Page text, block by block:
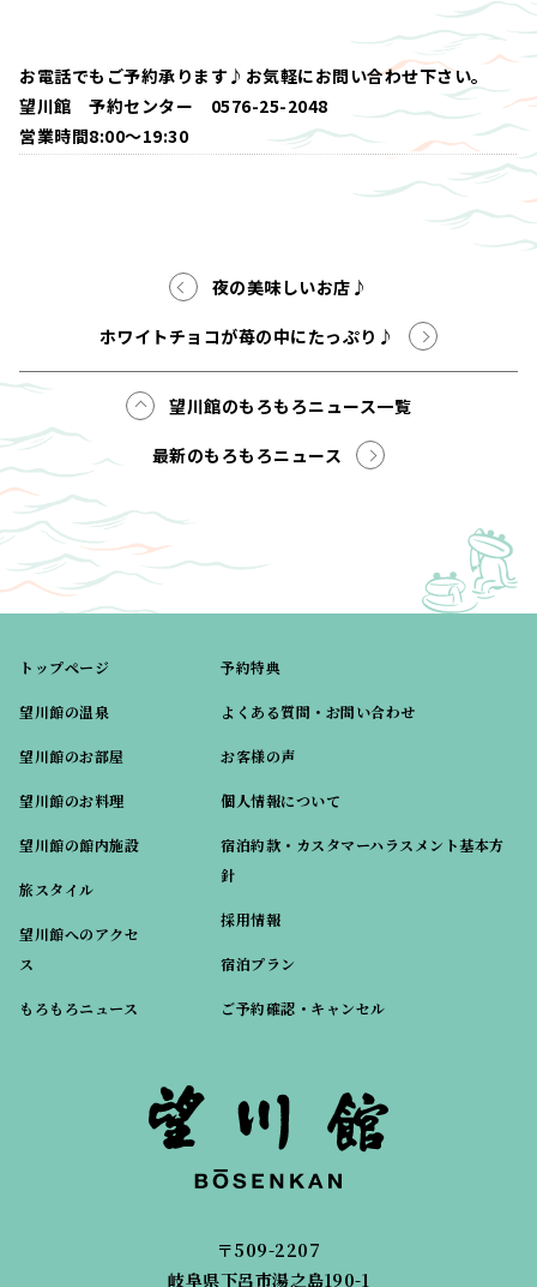
お電話でもご予約承ります♪お気軽にお問い合わせ下さい。
望川館 予約センター 0576-25-2048
営業時間8:00～19:30
夜の美味しいお店♪
ホワイトチョコが苺の中にたっぷり♪
望川館のもろもろニュース一覧
最新のもろもろニュース
トップページ
望川館の温泉
望川館のお部屋
望川館のお料理
望川館の館内施設
旅スタイル
望川館へのアクセ
ス
もろもろニュース
予約特典
よくある質問・お問い合わせ
お客様の声
個人情報について
宿泊約款・カスタマーハラスメント基本方
針
採用情報
宿泊プラン
ご予約確認・キャンセル
〒509-2207
岐阜県下呂市湯之島190-1